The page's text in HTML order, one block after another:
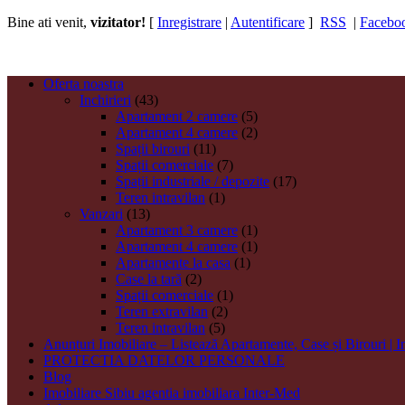
Bine ati venit, vizitator! [ Inregistrare | Autentificare ] RSS |
Oferta noastra
Inchirieri (43)
Apartament 2 camere (5)
Apartament 4 camere (2)
Spații birouri (11)
Spații comerciale (7)
Spații industriale / depozite (17)
Teren intravilan (1)
Vanzari (13)
Apartament 3 camere (1)
Apartament 4 camere (1)
Apartamente la casa (1)
Case la tară (2)
Spații comerciale (1)
Teren extravilan (2)
Teren intravilan (5)
Anunțuri Imobiliare – Listează Apartamente, Case și Birouri |
PROTECTIA DATELOR PERSONALE
Blog
Imobiliare Sibiu agentia imobiliara Inter-Med